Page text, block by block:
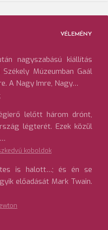
VÉLEMÉNY
nagyszabású kiállítás
Múzeumban Gaál
A Nagy Imre, Nagy…
lelőtt három drónt,
légterét. Ezek közül
koboldok
is halott…; és én se
előadását Mark Twain.